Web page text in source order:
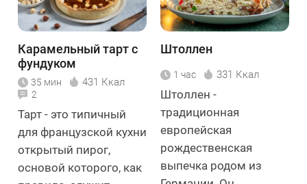
Карамельный тарт с
фундуком
35 мин 431 Ккал
2
Тарт - это типичный
для французской кухни
открытый пирог,
основой которого, как
Штоллен
1 час 331 Ккал
Штоллен -
традиционная
европейская
рождественская
выпечка родом из